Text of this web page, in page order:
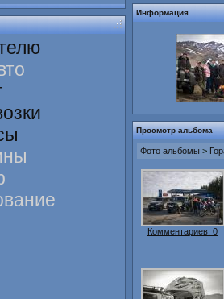
Информация
Просмотр альбома
Фото альбомы >
Комментариев: 0